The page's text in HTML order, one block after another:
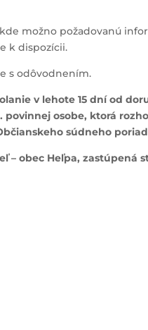
možno požadovanú
k dispozícii.
s odôvodnením.
v lehote 15 dní od
osobe, ktorá
súdneho
obec Heľpa, zastúpená